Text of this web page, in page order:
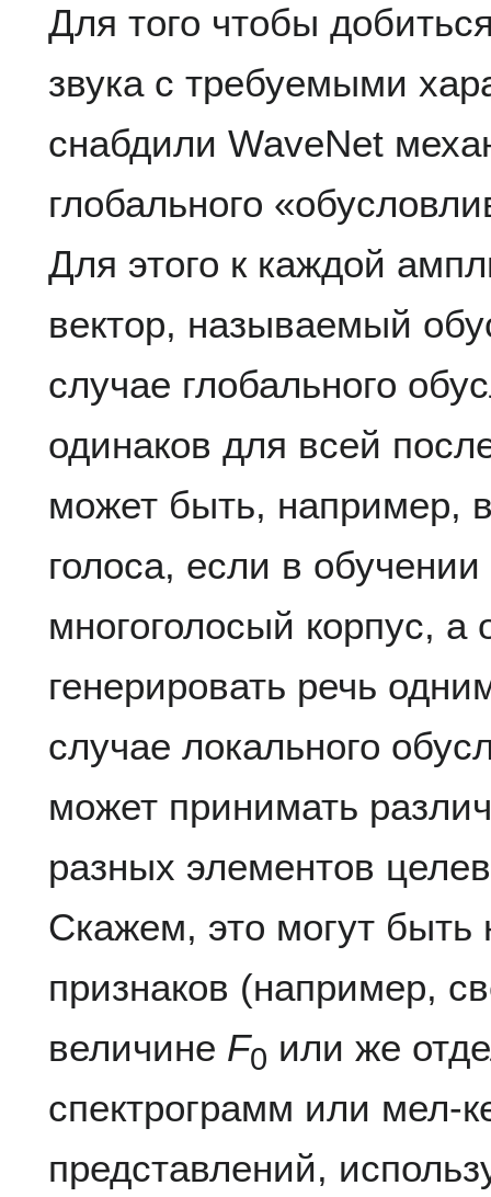
Для того чтобы
звука с требуемыми
снабдили WaveNet
глобального
Для этого к каждой
вектор, называемый
случае глобального
одинаков для всей
может быть, например,
голоса, если в
многоголосый корпус, а
генерировать речь
случае локального
может принимать
разных элементов
Скажем, это могут быть
признаков (например,
величине F0 или же
спектрограмм или мел-
представлений,